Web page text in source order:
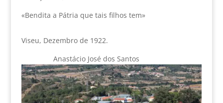
«Bendita a Pátria que tais filhos tem»
Viseu, Dezembro de 1922.
Anastácio José dos Santos